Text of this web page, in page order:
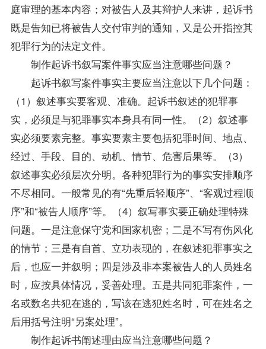
庭审理的基本内容；对被告人及其辩护人来讲，起诉书
既是告知已将被告人交付审判的通知，又是公开指控其
犯罪行为的法定文件。
制作起诉书叙写案件事实应当注意哪些问题？
起诉书叙写案件事实主要应当注意以下几个问题：
（1）叙述事实要客观、准确。起诉书叙述的犯罪事
实，必须是与犯罪事实本身具有同一性。（2）叙述事
实必须要素完整。事实要素主要包括犯罪时间、地点、
经过、手段、目的、动机、情节、危害后果等。（3）
叙述事实必须层次分明。各种犯罪行为的事实安排顺序
不尽相同。一般常见的有“先重后轻顺序”、“客观过程顺
序”和“被告人顺序”等。（4）叙写事实要正确处理特殊
问题。一是注意保守党和国家机密；二是不写有伤风化
的情节；三是有自首、立功表现的，在叙述犯罪事实之
后，也应一并叙明；四是涉及非本案被告人的人员姓名
时，应按具体情况，妥善处理。五是共同犯罪案件，一
名或数名共犯在逃的，写该在逃犯姓名时，可在姓名之
后用括号注明“另案处理”。
制作起诉书阐述理由应当注意哪些问题？